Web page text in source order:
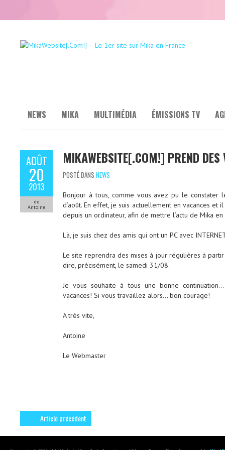
NEWS MIKA MULTIMÉDIA ÉMISSIONS TV
AOÛT
20
2013
de
Antoine
MIKAWEBSITE[.COM!] PREND DES
POSTÉ DANS NEWS
Bonjour à tous, comme vous avez pu le
d’août. En effet, je suis actuellement en vacances
depuis un ordinateur, afin de mettre l’actu de Mika
Là, je suis chez des amis qui ont un PC avec
Le site reprendra des mises à jour régulières à partir
dire, précisément, le samedi 31/08.
Je vous souhaite à tous une bonne
vacances! Si vous travaillez alors… bon courage!
A très vite,
Antoine
Le Webmaster
Article précédent